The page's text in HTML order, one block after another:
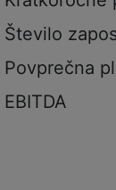
Število
Povprečna
EBITDA